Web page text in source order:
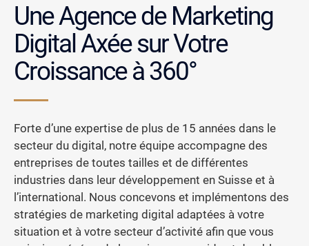
Une Agence de Marketing
Digital Axée sur Votre
Croissance à 360°
Forte d’une expertise de plus de 15 années dans le
secteur du digital, notre équipe accompagne des
entreprises de toutes tailles et de différentes
industries dans leur développement en Suisse et à
l’international. Nous concevons et implémentons des
stratégies de marketing digital adaptées à votre
situation et à votre secteur d’activité afin que vous